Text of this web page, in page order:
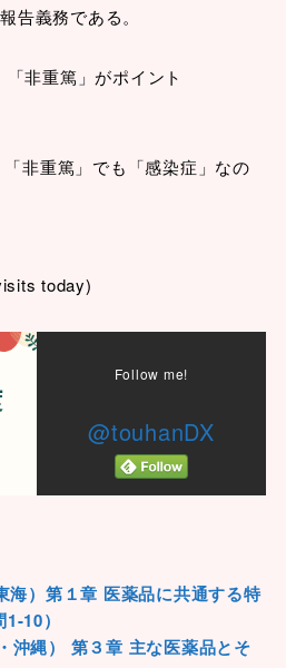
告義務である。
非重篤」がポイント
非重篤」でも「感染症」なの
today)
Follow me!
@touhanDX
海）第１章 医薬品に共通する特
10）
沖縄） 第３章 主な医薬品とそ